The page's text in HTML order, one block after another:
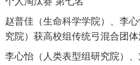
赵普佳（生命科学学院）、李
究院）获高校组传统弓混合团
李心怡（人类表型组研究院）